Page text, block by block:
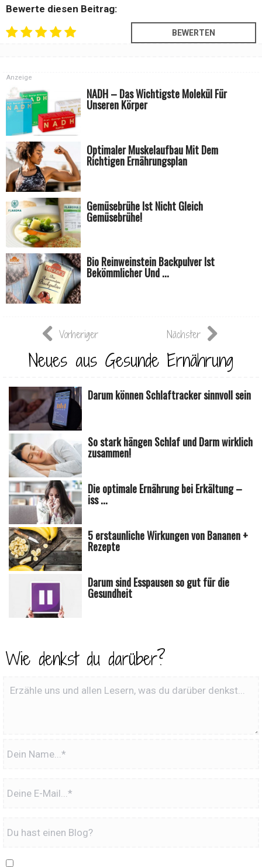
Bewerte diesen Beitrag:
NADH – Das Wichtigste Molekül Für
Unseren Körper
Optimaler Muskelaufbau Mit Dem
Richtigen Ernährungsplan
Gemüsebrühe Ist Nicht Gleich
Gemüsebrühe!
Anzeige
Bio Reinweinstein Backpulver Ist
Bekömmlicher Und ...
Vorheriger Nächster
Neues aus Gesunde Ernährung
Darum können Schlaftracker sinnvoll sein
So stark hängen Schlaf und Darm wirklich
zusammen!
Die optimale Ernährung bei Erkältung –
iss ...
5 erstaunliche Wirkungen von Bananen +
Rezepte
Darum sind Esspausen so gut für die
Gesundheit
Wie denkst du darüber?